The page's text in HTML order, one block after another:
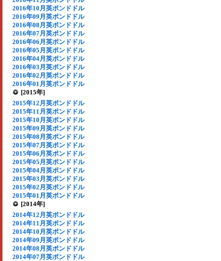
2016年10月英ポンドドル
2016年09月英ポンドドル
2016年08月英ポンドドル
2016年07月英ポンドドル
2016年06月英ポンドドル
2016年05月英ポンドドル
2016年04月英ポンドドル
2016年03月英ポンドドル
2016年02月英ポンドドル
2016年01月英ポンドドル
[2015年]
2015年12月英ポンドドル
2015年11月英ポンドドル
2015年10月英ポンドドル
2015年09月英ポンドドル
2015年08月英ポンドドル
2015年07月英ポンドドル
2015年06月英ポンドドル
2015年05月英ポンドドル
2015年04月英ポンドドル
2015年03月英ポンドドル
2015年02月英ポンドドル
2015年01月英ポンドドル
[2014年]
2014年12月英ポンドドル
2014年11月英ポンドドル
2014年10月英ポンドドル
2014年09月英ポンドドル
2014年08月英ポンドドル
2014年07月英ポンドドル